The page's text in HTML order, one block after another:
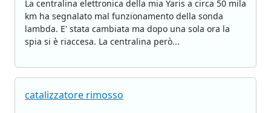
La centralina elettronica della mia Yaris a circa 50 mila
km ha segnalato mal funzionamento della sonda
lambda. E' stata cambiata ma dopo una sola ora la
spia si è riaccesa. La centralina però...
catalizzatore rimosso